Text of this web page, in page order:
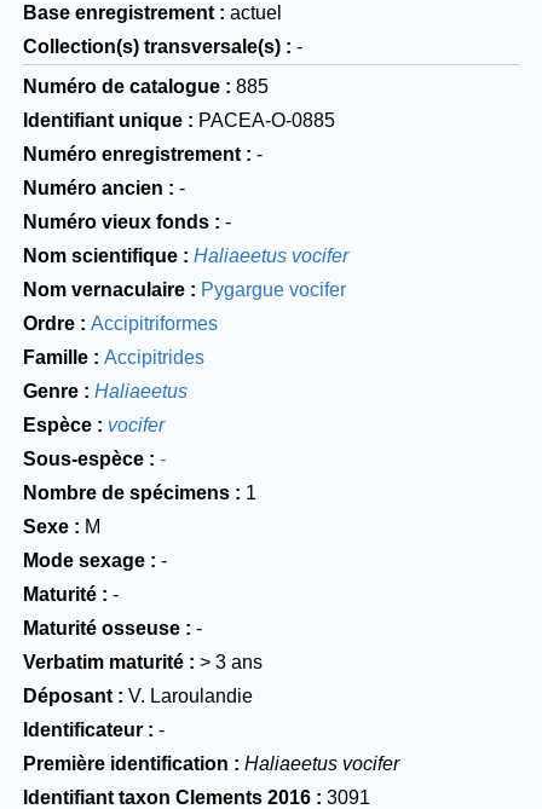
Base enregistrement
actuel
Collection(s) transversale(s)
-
Numéro de catalogue
885
Identifiant unique
PACEA-O-0885
Numéro enregistrement
-
Numéro ancien
-
Numéro vieux fonds
-
Nom scientifique
Haliaeetus vocifer
Nom vernaculaire
Pygargue vocifer
Ordre
Accipitriformes
Famille
Accipitrides
Genre
Haliaeetus
Espèce
vocifer
Sous-espèce
-
Nombre de spécimens
1
Sexe
M
Mode sexage
-
Maturité
-
Maturité osseuse
-
Verbatim maturité
> 3 ans
Déposant
V. Laroulandie
Identificateur
-
Première identification
Haliaeetus vocifer
Identifiant taxon Clements 2016
3091